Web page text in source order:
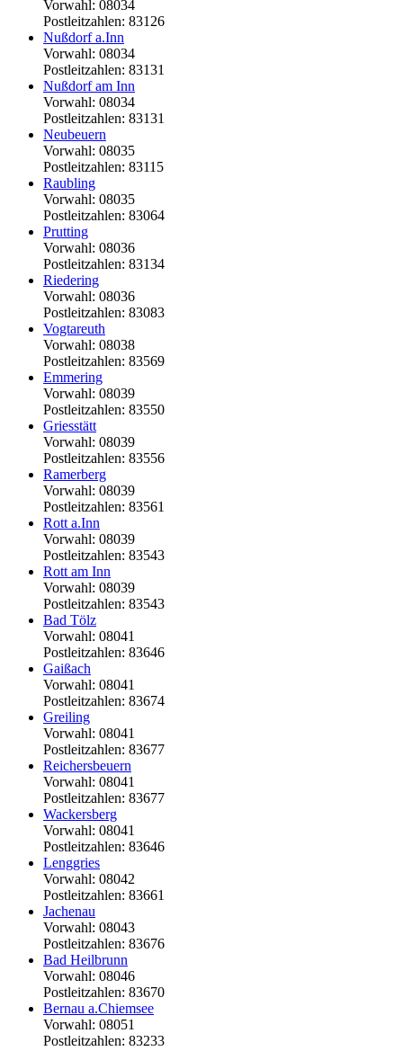
Vorwahl: 08034
Postleitzahlen: 83126
Nußdorf a.Inn
Vorwahl: 08034
Postleitzahlen: 83131
Nußdorf am Inn
Vorwahl: 08034
Postleitzahlen: 83131
Neubeuern
Vorwahl: 08035
Postleitzahlen: 83115
Raubling
Vorwahl: 08035
Postleitzahlen: 83064
Prutting
Vorwahl: 08036
Postleitzahlen: 83134
Riedering
Vorwahl: 08036
Postleitzahlen: 83083
Vogtareuth
Vorwahl: 08038
Postleitzahlen: 83569
Emmering
Vorwahl: 08039
Postleitzahlen: 83550
Griesstätt
Vorwahl: 08039
Postleitzahlen: 83556
Ramerberg
Vorwahl: 08039
Postleitzahlen: 83561
Rott a.Inn
Vorwahl: 08039
Postleitzahlen: 83543
Rott am Inn
Vorwahl: 08039
Postleitzahlen: 83543
Bad Tölz
Vorwahl: 08041
Postleitzahlen: 83646
Gaißach
Vorwahl: 08041
Postleitzahlen: 83674
Greiling
Vorwahl: 08041
Postleitzahlen: 83677
Reichersbeuern
Vorwahl: 08041
Postleitzahlen: 83677
Wackersberg
Vorwahl: 08041
Postleitzahlen: 83646
Lenggries
Vorwahl: 08042
Postleitzahlen: 83661
Jachenau
Vorwahl: 08043
Postleitzahlen: 83676
Bad Heilbrunn
Vorwahl: 08046
Postleitzahlen: 83670
Bernau a.Chiemsee
Vorwahl: 08051
Postleitzahlen: 83233